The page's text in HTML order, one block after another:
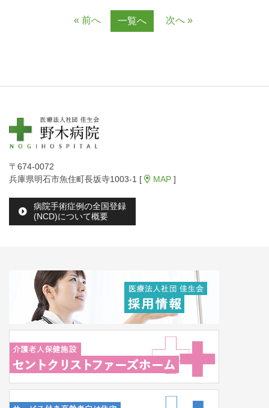
« 前へ 一覧へ 次へ »
〒674-0072
兵庫県明石市魚住町長坂寺1003-1 [
MAP ]
病院手術症例の全国登録
(NCD)について概要
お問い合わせ